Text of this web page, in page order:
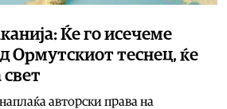
Ќе го исечеме
Ормутскиот теснец, ќе
авторски права на